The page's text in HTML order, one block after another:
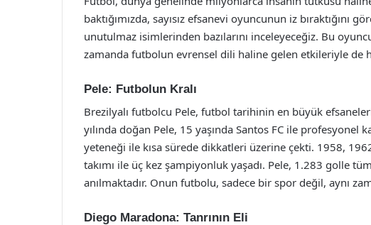
baktığımızda, sayısız efsanevi oyuncunun iz
unutulmaz isimlerinden bazılarını inceleyeceğiz. Bu
zamanda futbolun evrensel dili haline gelen etkileriyle de
Pele: Futbolun Kralı
Brezilyalı futbolcu Pele, futbol tarihinin en büyük
yılında doğan Pele, 15 yaşında Santos FC ile profesyonel
yeteneği ile kısa sürede dikkatleri üzerine çekti. 1958,
takımı ile üç kez şampiyonluk yaşadı. Pele, 1.283 golle
anılmaktadır. Onun futbolu, sadece bir spor değil, aynı
Diego Maradona: Tanrının Eli